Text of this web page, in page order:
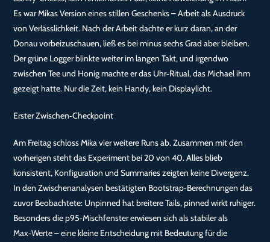
Es war Mikas Version eines stillen Geschenks – Arbeit als Ausdruck
von Verlässlichkeit. Nach der Arbeit dachte er kurz daran, an der
Donau vorbeizuschauen, ließ es bei minus sechs Grad aber bleiben.
Der grüne Logger blinkte weiter im langen Takt, und irgendwo
zwischen Tee und Honig machte er das Uhr‑Ritual, das Michael ihm
gezeigt hatte. Nur die Zeit, kein Handy, kein Displaylicht.
Erster Zwischen‑Checkpoint
Am Freitag schloss Mika vier weitere Runs ab. Zusammen mit den
vorherigen steht das Experiment bei 20 von 40. Alles blieb
konsistent, Konfiguration und Summaries zeigten keine Divergenz.
In den Zwischenanalysen bestätigten Bootstrap‑Berechnungen das
zuvor Beobachtete: Unpinned hat breitere Tails, pinned wirkt ruhiger.
Besonders die p95‑Mischfenster erwiesen sich als stabiler als
Max‑Werte – eine kleine Entscheidung mit Bedeutung für die